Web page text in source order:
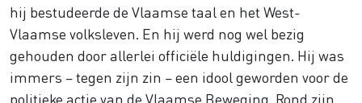
hij bestudeerde de Vlaamse taal en het West-
Vlaamse volksleven. En hij werd nog wel bezig
gehouden door allerlei officiële huldigingen. Hij was
immers – tegen zijn zin – een idool geworden voor de
politieke actie van de Vlaamse Beweging. Rond zijn